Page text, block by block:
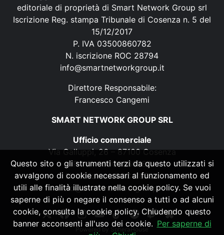
editoriale di proprietà di Smart Network Group srl
Iscrizione Reg. stampa Tribunale di Cosenza n. 5 del
15/12/2017
P. IVA 03500860782
N. iscrizione ROC 28794
info@smartnetworkgroup.it
Direttore Responsabile:
Francesco Cangemi
SMART NETWORK GROUP SRL
Ufficio commerciale
Via Galluppi, 26 – 87100 Cosenza
P. IVA 03500860782
N. iscrizione ROC 28794
info@smartnetworkgroup.it
Powered by SpheraHouse
Questo sito o gli strumenti terzi da questo utilizzati si
avvalgono di cookie necessari al funzionamento ed
utili alle finalità illustrate nella cookie policy. Se vuoi
saperne di più o negare il consenso a tutti o ad alcuni
cookie, consulta la cookie policy. Chiudendo questo
banner acconsenti all'uso dei cookie. Per saperne di